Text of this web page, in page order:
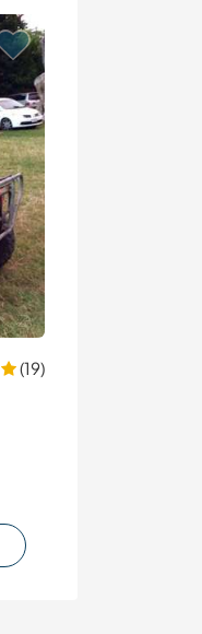
(19)